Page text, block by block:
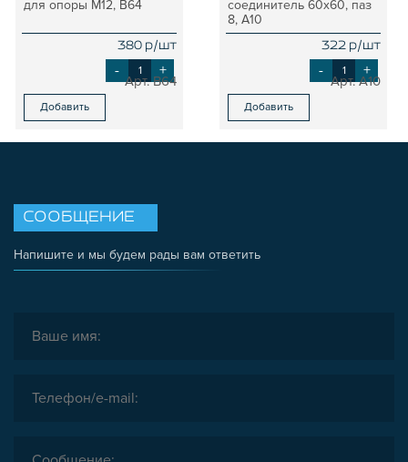
для опоры М12, B64
380 р/шт
- +
B64
Добавить
соединитель 60х60, паз
8, A10
322 р/шт
- +
A10
Добавить
СООБЩЕНИЕ
Напишите и мы будем рады вам ответить